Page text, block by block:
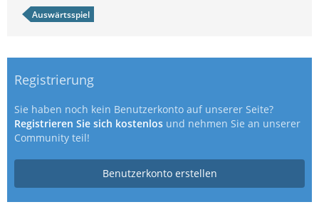
Auswärtsspiel
Registrierung
Sie haben noch kein Benutzerkonto auf unserer Seite?
Registrieren Sie sich kostenlos und nehmen Sie an unserer
Community teil!
Benutzerkonto erstellen